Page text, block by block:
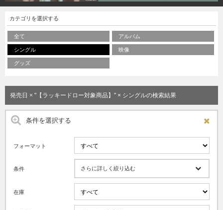
カテゴリを選択する
全て アルバム
シングル 映像
グッズ
発売日 × "【ラッキードロー対象商品】" × シングルの検索結果
条件を選択する
フォーマット
条件 さらに詳しく絞り込む
在庫